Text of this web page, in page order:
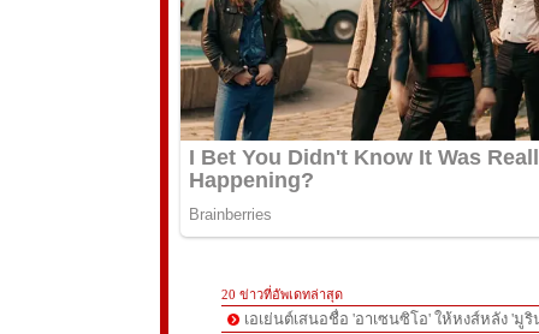
20 ข่าวที่อัพเดทล่าสุด
เอเย่นต์เสนอชื่อ 'อาเซนซิโอ' ให้หงส์หลัง 'มู